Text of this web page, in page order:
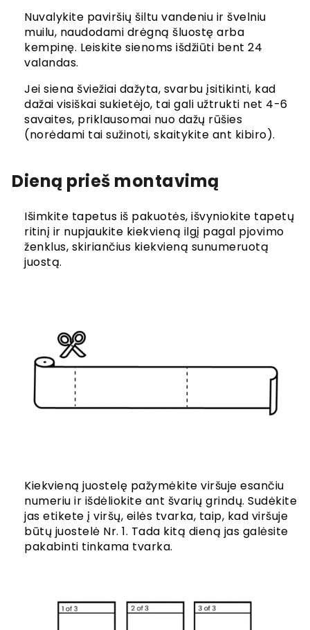
Nuvalykite paviršių šiltu vandeniu ir švelniu
muilu, naudodami drėgną šluostę arba
kempinę. Leiskite sienoms išdžiūti bent 24
valandas.
Jei siena šviežiai dažyta, svarbu įsitikinti, kad
dažai visiškai sukietėjo, tai gali užtrukti net 4-6
savaites, priklausomai nuo dažų rūšies
(norėdami tai sužinoti, skaitykite ant kibiro).
Dieną prieš montavimą
Išimkite tapetus iš pakuotės, išvyniokite tapetų
ritinį ir nupjaukite kiekvieną ilgį pagal pjovimo
ženklus, skiriančius kiekvieną sunumeruotą
juostą.
Kiekvieną juostelę pažymėkite viršuje esančiu
numeriu ir išdėliokite ant švarių grindų. Sudėkite
jas etikete į viršų, eilės tvarka, taip, kad viršuje
būtų juostelė Nr. 1. Tada kitą dieną jas galėsite
pakabinti tinkama tvarka.